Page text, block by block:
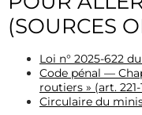
(SOURCES
Loi n° 2025-622
Code pénal —
routiers » (art. 221-
Circulaire du